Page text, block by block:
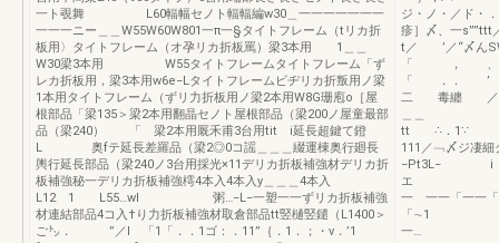
一ト覗舞 L60輻幅セノト輻輻編w30＿一一一一一一一
一一一ニー＿＿W55W60W801一π一§タイトフレーム（tリカ折
板用〉タイトフレーム（オ孕リカ折板罵）梁3本用 1＿＿
W30梁3本用 W55タイトフレームタイトフレーム「ず
レカ折板用，梁3本用w6e−Lタイトフレームビヂリカ折叛用ノ梁
1本用タイトフレーム（ずリ力折板用ノ梁2本用W8G珊庖o［屋
根部品「梁135＞梁2本用翻晶セノト屋根部品（梁200ノ屋童最部
品（梁240） 「 梁2本用厩禾甫3台用tit i延長超鍵て鐙
L 奥fテ延長差羅品（梁2◎0コ謡＿＿＿綴運棟奥行廻長
輿行延長部品（梁240ノ3台用採光×11デリカ折板補強材デリカ折
板補強秘一デリカ折板補強樗4本入4本入y＿＿＿4本入
L12 1 L55…wl 粥…−L−一塑一一ずリカ折板補強
材連結部品4コ入†り力折板補強材取倉部品tt竪樋竪鑓（L1400＞
ご㌧． ”／l 「1「．．1ゴ：．11”｛．1．；・v．’1
ジ・ノ・／ド・
疹］〆、一
t／ ’／“〆
「 ，
「 ．． ’
二 毒纏 ／γ
tt ∴．1∵ ，
111／﹁〆ジ凄
エ ］3
一 一一「一
「∼1
一…